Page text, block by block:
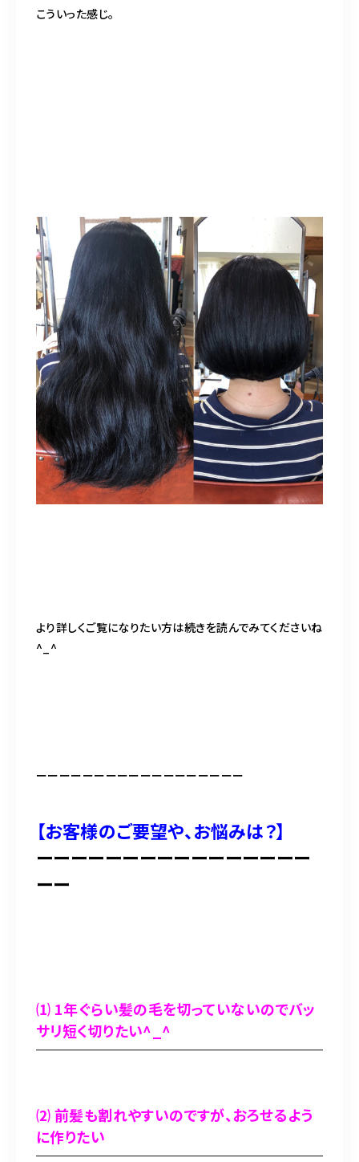
こういった感じ。
より詳しくご覧になりたい方は続きを読んでみてくださいね
^_^
ーーーーーーーーーーーーーーーーーー
【お客様のご要望や、お悩みは？】
ーーーーーーーーーーーーーーーー
ーー
⑴ 1年ぐらい髪の毛を切っていないのでバッ
サリ短く切りたい^_^
⑵ 前髪も割れやすいのですが、おろせるよう
に作りたい